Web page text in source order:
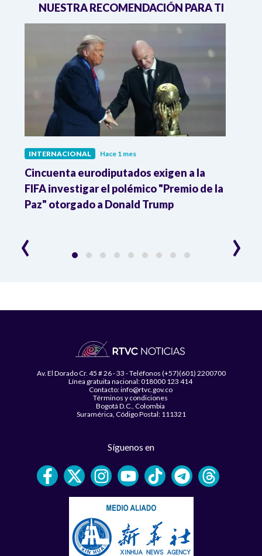
NUESTRA RECOMENDACIÓN PARA TI
INTERNACIONAL Hace 1 mes
Cincuenta eurodiputados exigen a la
FIFA investigar el polémico "Premio de la
Paz" otorgado a Donald Trump
‹ ›
Av. El Dorado Cr. 45 # 26 - 33 - Teléfonos (+57)(601) 2200700
Línea gratuita nacional: 018000 123 414
Contacto: info@rtvc.gov.co
Términos y condiciones
Bogotá D.C., Colombia
Suramérica, Código Postal: 111321
Síguenos en